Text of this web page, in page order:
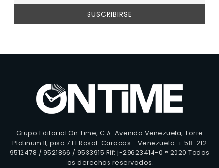
Grupo Editorial On Time, C.A. Avenida Venezuela, Torre
Platinum II, piso 7 El Rosal. Caracas - Venezuela. + 58-212
9512478 / 9521866 / 9533915 Rif: j-29623414-0 ® 2020 Todos
los derechos reservados.